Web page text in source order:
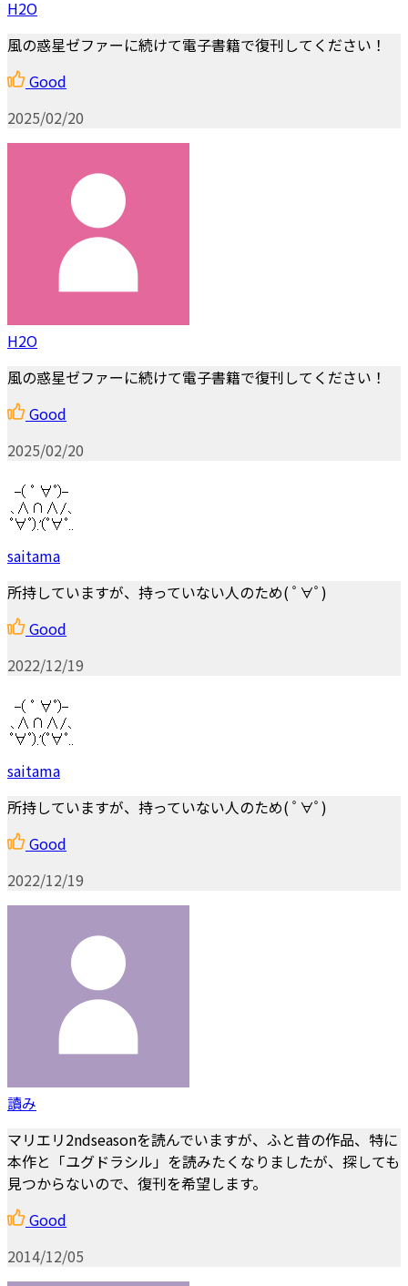
H2O
風の惑星ゼファーに続けて電子書籍で復刊してください！
Good
2025/02/20
H2O
風の惑星ゼファーに続けて電子書籍で復刊してください！
Good
2025/02/20
saitama
所持していますが、持っていない人のため( ﾟ∀ﾟ)
Good
2022/12/19
saitama
所持していますが、持っていない人のため( ﾟ∀ﾟ)
Good
2022/12/19
讀み
マリエリ2ndseasonを読んでいますが、ふと昔の作品、特に
本作と「ユグドラシル」を読みたくなりましたが、探しても
見つからないので、復刊を希望します。
Good
2014/12/05